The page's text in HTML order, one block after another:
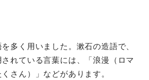
多く用いました。漱石の造語で、
れている言葉には、「浪漫（ロマ
さん）」などがあります。